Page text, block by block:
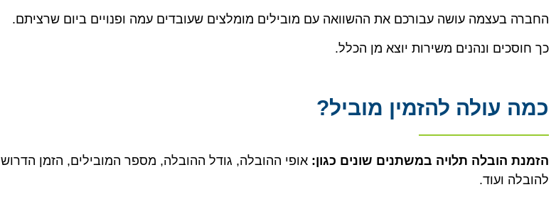
החברה בעצמה עושה עבורכם את ההשוואה עם מובילים מומלצים שעובדים עמה ופנויים ביום שרציתם.
כך חוסכים ונהנים משירות יוצא מן הכלל.
כמה עולה להזמין מוביל?
הזמנת הובלה תלויה במשתנים שונים כגון: אופי ההובלה, גודל ההובלה, מספר המובילים, הזמן הדרוש
להובלה ועוד.